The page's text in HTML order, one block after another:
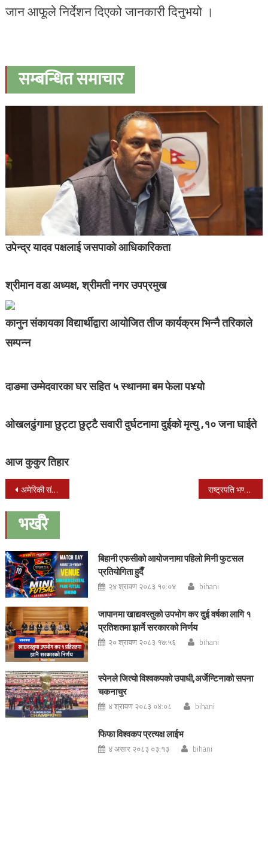
जान आफूले निर्देशन दिएको जानकारी दिनुभयो ।
सम्बन्धित समाचार
उपेन्द्र यादव पक्षलाई जसपाको आधिकारिकता
श्रीमान वडा अध्यक्ष, श्रीमती नगर उपप्रमुख
कानुन संकायका विद्यार्थीद्वारा आयोजित तीज कार्यक्रम भिन्नै तरिकाले
सम्पन्न
दाङमा उम्मेदवारका घर सहित ५ स्थानमा बम फेला प¥यो
ओखलढुंगामा छुट्टा छुट्टै सवारी दुर्घटनामा दुईको मृत्यु ,१० जना घाईते
आज कुकुर तिहार
Post
navigation
अमेरिकी संसदमा डिभी चिठ्ठा कार्यक्रम बन्द गर्ने विधेयक पेश राष्ट्रपति भण्डारीद्धारा चुनावसम्बन्धी दुईवटा विधेयक प्रमाणिकरण
भर्खरै
बिहानी एफसीको आयोजनामा पहिलो मिनी फुटसल
प्रतियोगिता हुदैँ
२४ श्रावण २०८३ १०:०४ bihani
जापानमा खाद्यवस्तुको उपभोग कर दुई वर्षका लागि १
प्रतिशतमा झार्ने सरकारको निर्णय
२० श्रावण २०८३ १७:५६ bihani
स्पेनले जित्यो विश्वकपको उपाधी,अर्जेन्टिनाको सपना
चकनाचुर
४ श्रावण २०८३ ०४:०८ bihani
फिफा विश्वकप प्रत्यक्ष लाईभ
४ असार २०८३ ०३:१३ bihani